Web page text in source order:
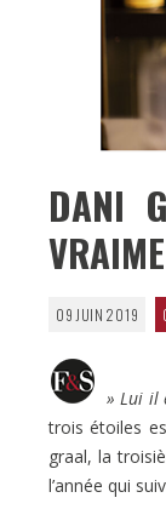
DANI
09 JUIN 2019
» Lui il
trois étoiles
graal, la
l’année qui